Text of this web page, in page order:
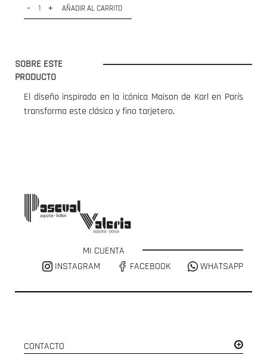
- + AÑADIR AL CARRITO
SOBRE ESTE
PRODUCTO
El diseño inspirado en la icónica Maison de Karl en París
transforma este clásico y fino tarjetero.
MI CUENTA
INSTAGRAM
FACEBOOK WHATSAPP
CONTACTO